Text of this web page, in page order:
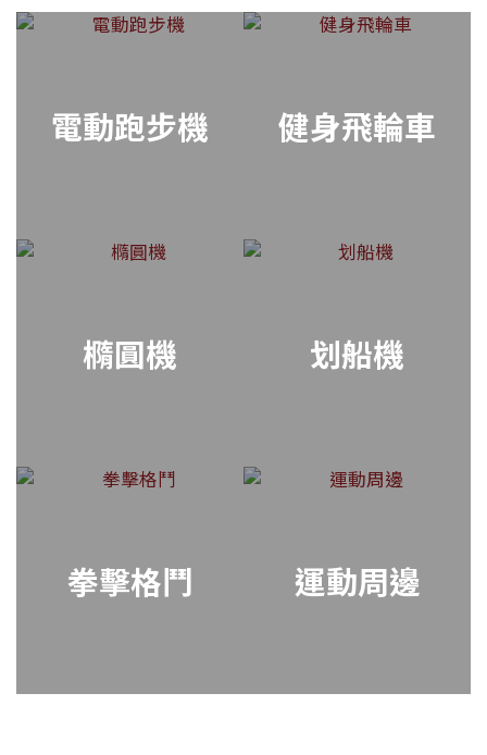
電動跑步機 健身飛輪車
橢圓機 划船機
拳擊格鬥 運動周邊